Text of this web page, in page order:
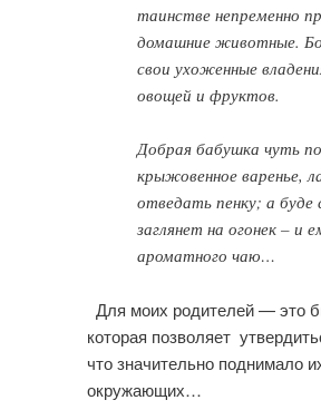
таинстве непременно
домашние животные.
свои ухоженные
овощей и фруктов.
Добрая бабушка чуть
крыжовенное варенье,
отведать пенку; а буде
заглянет на огонек – и
ароматного чаю…
Для моих родителей —
которая позволяет
что значительно поднимало
окружающих…